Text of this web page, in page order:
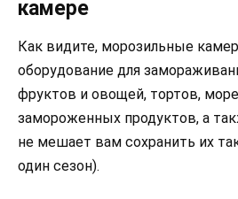
камере
Как видите, морозильные
оборудование для
фруктов и овощей, тортов,
замороженных продуктов, а
не мешает вам сохранить их
один сезон).